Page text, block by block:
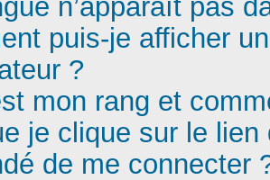
n’apparaît pas
puis-je afficher
?
mon rang et
je clique sur le lien
de me connecter